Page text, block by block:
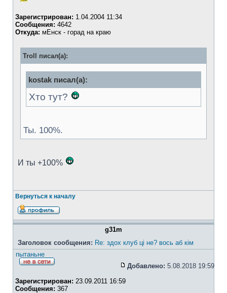
Зарегистрирован: 1.04.2004 11:34
Сообщения: 4642
Откуда: мЕнск - горад на краю
Troll писал(а):
kostak писал(а):
Хто тут?
Ты. 100%.
И ты +100%
Вернуться к началу
g31m
Заголовок сообщения: Re: здох клуб ці не? вось аб кім
пытаньне
Добавлено: 5.08.2018 19:59
Зарегистрирован: 23.09.2011 16:59
Сообщения: 367